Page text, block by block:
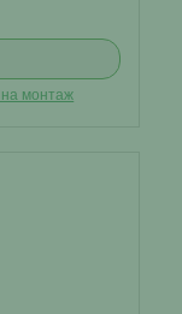
монтаж